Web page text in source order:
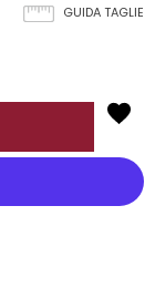
GUIDA TAGLIE